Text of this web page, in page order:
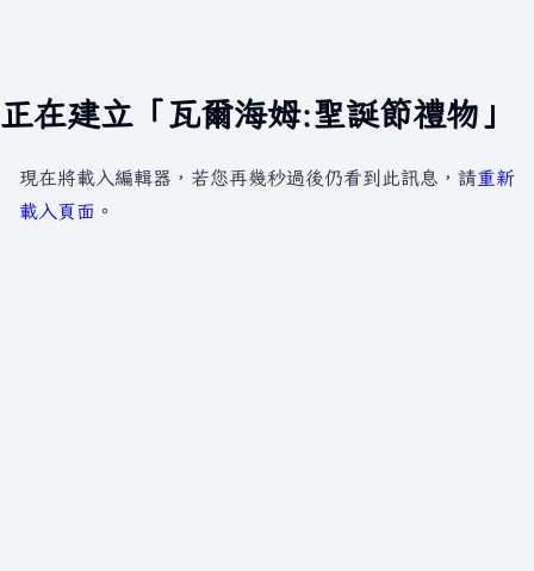
正在建立「瓦爾海姆:聖誕節禮物」
現在將載入編輯器，若您再幾秒過後仍看到此訊息，請重新
載入頁面 。